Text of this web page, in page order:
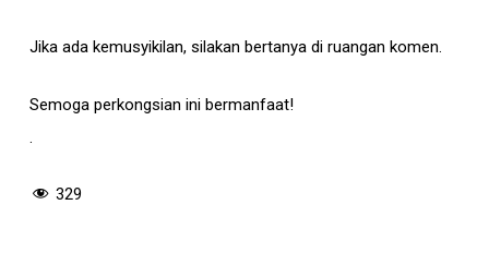
Jika ada kemusyikilan, silakan bertanya di ruangan komen.
Semoga perkongsian ini bermanfaat!
329